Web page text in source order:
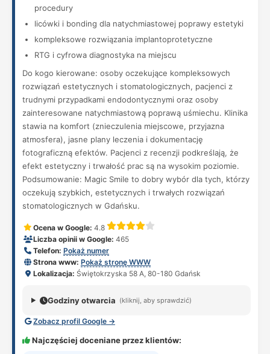
procedury
licówki i bonding dla natychmiastowej poprawy estetyki
kompleksowe rozwiązania implantoprotetyczne
RTG i cyfrowa diagnostyka na miejscu
Do kogo kierowane: osoby oczekujące kompleksowych
rozwiązań estetycznych i stomatologicznych, pacjenci z
trudnymi przypadkami endodontycznymi oraz osoby
zainteresowane natychmiastową poprawą uśmiechu. Klinika
stawia na komfort (znieczulenia miejscowe, przyjazna
atmosfera), jasne plany leczenia i dokumentację
fotograficzną efektów. Pacjenci z recenzji podkreślają, że
efekt estetyczny i trwałość prac są na wysokim poziomie.
Podsumowanie: Magic Smile to dobry wybór dla tych, którzy
oczekują szybkich, estetycznych i trwałych rozwiązań
stomatologicznych w Gdańsku.
Ocena w Google: 4.8
Liczba opinii w Google: 465
Telefon: Pokaż numer
Strona www: Pokaż stronę WWW
Lokalizacja: Świętokrzyska 58 A, 80-180 Gdańsk
Godziny otwarcia (kliknij, aby sprawdzić)
Zobacz profil Google →
Najczęściej doceniane przez klientów: